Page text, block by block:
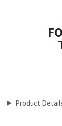
Product